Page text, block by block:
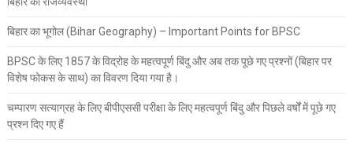
बिहार का भूगोल (Bihar Geography) – Important Points for BPSC
BPSC के लिए 1857 के विद्रोह के महत्वपूर्ण बिंदु और अब तक पूछे गए प्रश्नों (बिहार पर
विशेष फोकस के साथ) का विवरण दिया गया है।
चम्पारण सत्याग्रह के लिए बीपीएससी परीक्षा के लिए महत्वपूर्ण बिंदु और पिछले वर्षों में पूछे गए
प्रश्न दिए गए हैं